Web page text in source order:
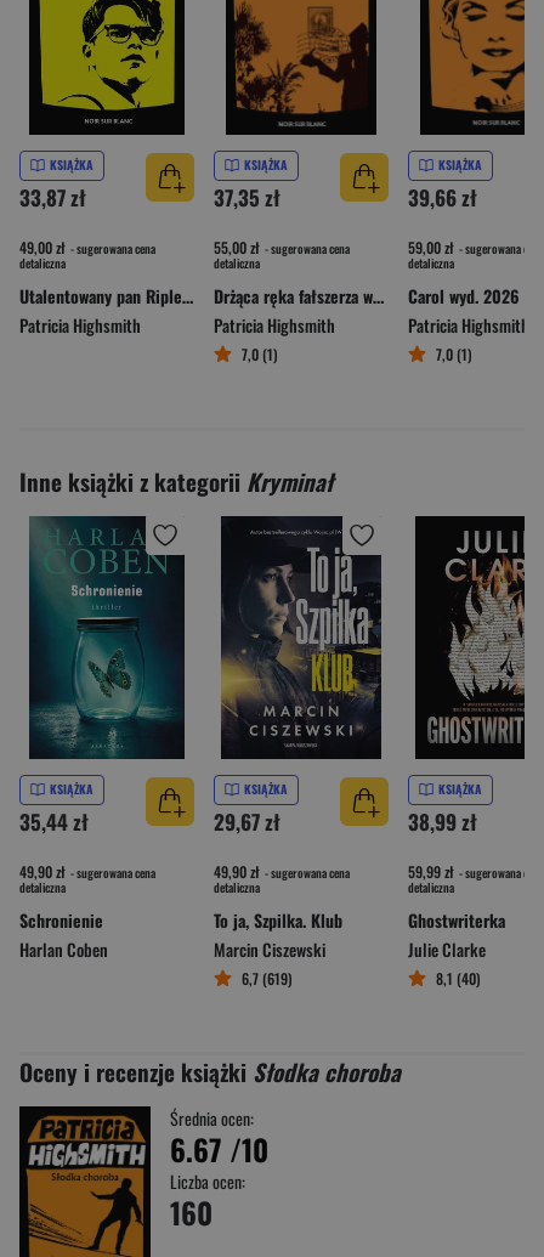
KSIĄŻKA
33,87 zł
49,00 zł - sugerowana cena
detaliczna
Utalentowany pan Ripley. Tom Ripley. Tom 1
Patricia Highsmith
KSIĄŻKA
37,35 zł
55,00 zł - sugerowana cena
detaliczna
Drżąca ręka fałszerza wyd. 2026
Patricia Highsmith
7,0 (1)
KSIĄŻKA
39,66 zł
59,00 zł - sugerowana cena
detaliczna
Carol wyd. 2026
Patricia Highsmith
7,0 (1)
Inne książki z kategorii Kryminał
KSIĄŻKA
35,44 zł
49,90 zł - sugerowana cena
detaliczna
Schronienie
Harlan Coben
KSIĄŻKA
29,67 zł
49,90 zł - sugerowana cena
detaliczna
To ja, Szpilka. Klub
Marcin Ciszewski
6,7 (619)
KSIĄŻKA
38,99 zł
59,99 zł - sugerowana cena
detaliczna
Ghostwriterka
Julie Clarke
8,1 (40)
Oceny i recenzje książki Słodka choroba
Średnia ocen:
6.67 /10
Liczba ocen:
160